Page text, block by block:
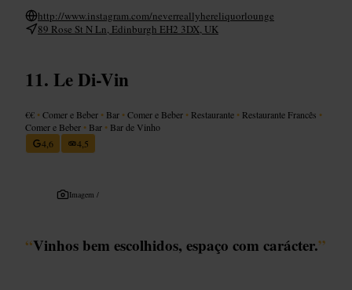
http://www.instagram.com/neverreallyhereliquorlounge
89 Rose St N Ln, Edinburgh EH2 3DX, UK
Le Di-Vin
€€ •Comer e Beber • Bar •Comer e Beber • Restaurante • Restaurante Francês •
Comer e Beber • Bar • Bar de Vinho
4,6
4,5
Imagem /
“Vinhos bem escolhidos, espaço com carácter.”